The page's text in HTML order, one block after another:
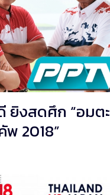
ยิงสดศึก “อมตะ
2018”